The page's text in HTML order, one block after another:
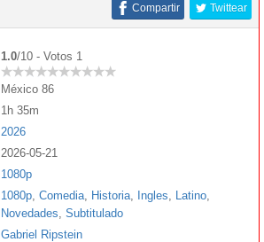
Twittear
Compartir
1.0/10 - Votos 1
México 86
1h 35m
2026
2026-05-21
1080p
1080p Comedia Historia Ingles Latino
Novedades Subtitulado
Gabriel Ripstein